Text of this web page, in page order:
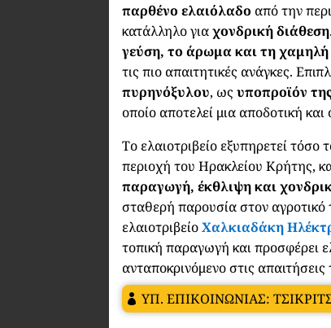
παρθένο ελαιόλαδο από την
κατάλληλο γιαχονδρική διάθεση
γεύση, το άρωμα και τη
τις πιο απαιτητικές ανάγκες.
πυρηνόξυλου, ωςυποπροϊόν
οποίο αποτελεί μια αποδοτική
Το ελαιοτριβείο εξυπηρετεί
περιοχή του Ηρακλείου Κρήτης,
παραγωγή, έκθλιψη και
σταθερή παρουσία στον
ελαιοτριβείοΧαλκιαδάκη
τοπική παραγωγή και προσφέρει
ανταποκρινόμενο στις
ΥΠ. ΕΠΙΚΟΙΝΩΝΙΑΣ: